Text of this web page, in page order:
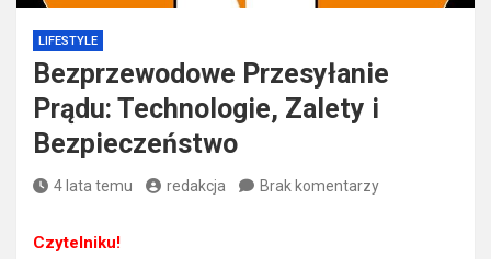
LIFESTYLE
Bezprzewodowe Przesyłanie
Prądu: Technologie, Zalety i
Bezpieczeństwo
4 lata temu redakcja Brak komentarzy
Czytelniku!